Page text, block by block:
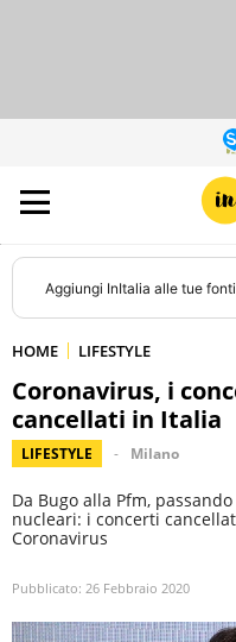
Aggiungi InItalia alle tue
HOME LIFESTYLE
Coronavirus, i
cancellati in Italia
LIFESTYLE Milano
Da Bugo alla Pfm,
nucleari: i concerti
Coronavirus
Pubblicato: 26 Febbraio 2020